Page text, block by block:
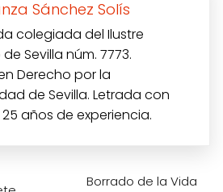
Sánchez Solís
colegiada del Ilustre
Sevilla núm. 7773.
Derecho por la
de Sevilla. Letrada con
años de experiencia.
Borrado de la Vida